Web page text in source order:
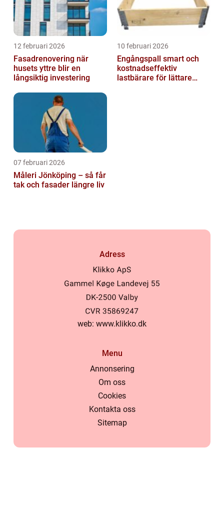
12 februari 2026
Fasadrenovering när
husets yttre blir en
långsiktig investering
10 februari 2026
Engångspall smart och
kostnadseffektiv
lastbärare för lättare
07 februari 2026
Måleri Jönköping – så får
tak och fasader längre liv
Adress
web: www.klikko.dk
Menu
Annonsering
Om oss
Cookies
Kontakta oss
Sitemap